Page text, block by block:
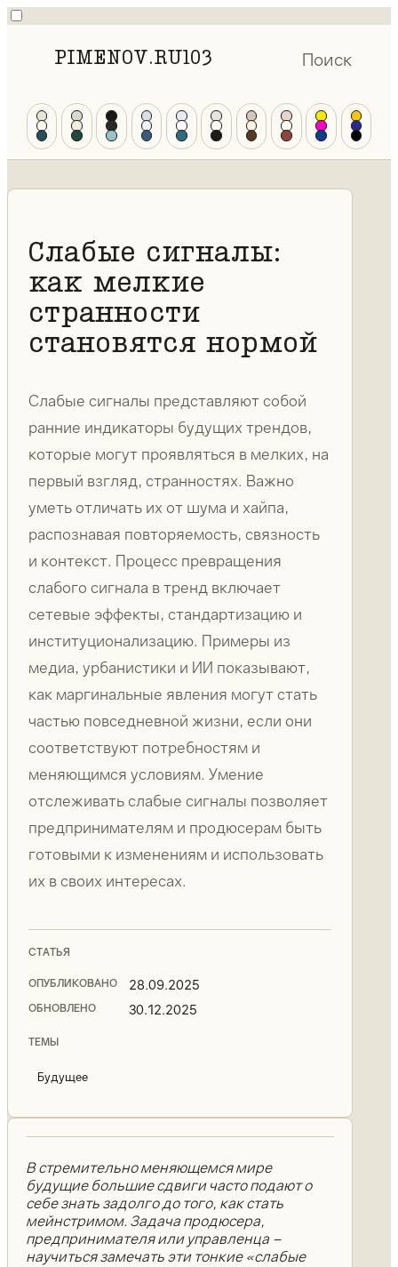
PIMENOV.RU103 Поиск
Слабые сигналы:
как мелкие
странности
становятся нормой
Слабые сигналы представляют собой
ранние индикаторы будущих трендов,
которые могут проявляться в мелких, на
первый взгляд, странностях. Важно
уметь отличать их от шума и хайпа,
распознавая повторяемость, связность
и контекст. Процесс превращения
слабого сигнала в тренд включает
сетевые эффекты, стандартизацию и
институционализацию. Примеры из
медиа, урбанистики и ИИ показывают,
как маргинальные явления могут стать
частью повседневной жизни, если они
соответствуют потребностям и
меняющимся условиям. Умение
отслеживать слабые сигналы позволяет
предпринимателям и продюсерам быть
готовыми к изменениям и использовать
их в своих интересах.
СТАТЬЯ
ОПУБЛИКОВАНО 28.09.2025
ОБНОВЛЕНО 30.12.2025
ТЕМЫ
Будущее
В стремительно меняющемся мире
будущие большие сдвиги часто подают о
себе знать задолго до того, как стать
мейнстримом. Задача продюсера,
предпринимателя или управленца –
научиться замечать эти тонкие «слабые